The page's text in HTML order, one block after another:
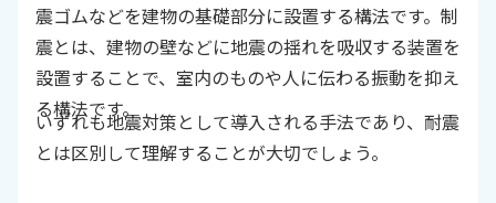
震ゴムなどを建物の基礎部分に設置する構法です。制
震とは、建物の壁などに地震の揺れを吸収する装置を
設置することで、室内のものや人に伝わる振動を抑え
る構法です。
いずれも地震対策として導入される手法であり、耐震
とは区別して理解することが大切でしょう。